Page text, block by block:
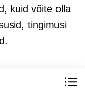
kuid võite olla
tingimusi